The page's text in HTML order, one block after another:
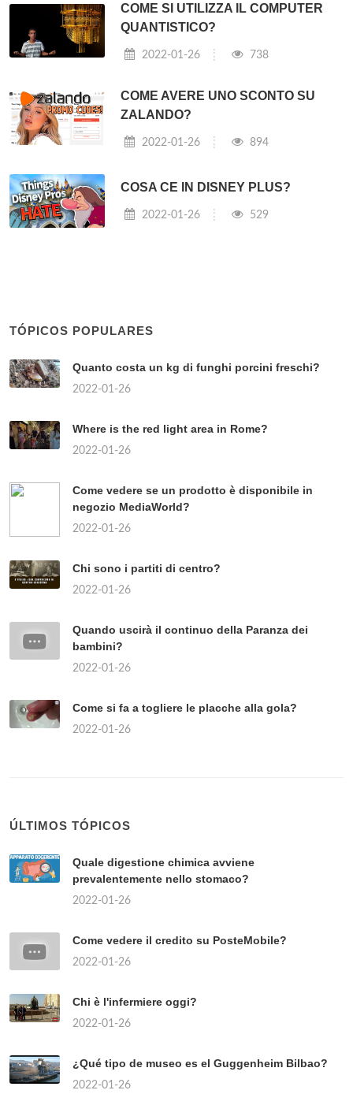
COME SI UTILIZZA IL COMPUTER
QUANTISTICO?
2022-01-26 738
COME AVERE UNO SCONTO SU
ZALANDO?
2022-01-26 894
COSA CE IN DISNEY PLUS?
2022-01-26 529
TÓPICOS POPULARES
Quanto costa un kg di funghi porcini freschi?
2022-01-26
Where is the red light area in Rome?
2022-01-26
Come vedere se un prodotto è disponibile in
negozio MediaWorld?
2022-01-26
Chi sono i partiti di centro?
2022-01-26
Quando uscirà il continuo della Paranza dei
bambini?
2022-01-26
Come si fa a togliere le placche alla gola?
2022-01-26
ÚLTIMOS TÓPICOS
Quale digestione chimica avviene
prevalentemente nello stomaco?
2022-01-26
Come vedere il credito su PosteMobile?
2022-01-26
Chi è l'infermiere oggi?
2022-01-26
¿Qué tipo de museo es el Guggenheim Bilbao?
2022-01-26